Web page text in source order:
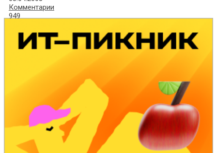
Комментарии
949